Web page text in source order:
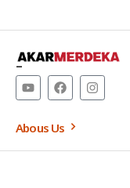
–
Abous Us